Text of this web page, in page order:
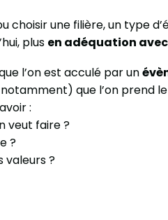
choisir une filière, un type
plus en adéquation
l’on est acculé par un
que l’on prend
:
veut faire ?
?
valeurs ?